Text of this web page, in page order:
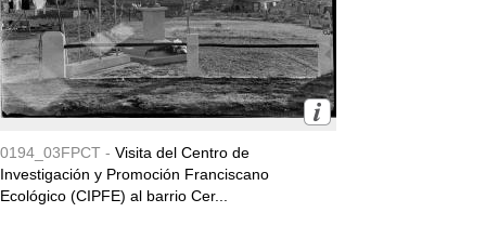
0194_03FPCT - Visita del Centro de
Investigación y Promoción Franciscano
Ecológico (CIPFE) al barrio Cer...